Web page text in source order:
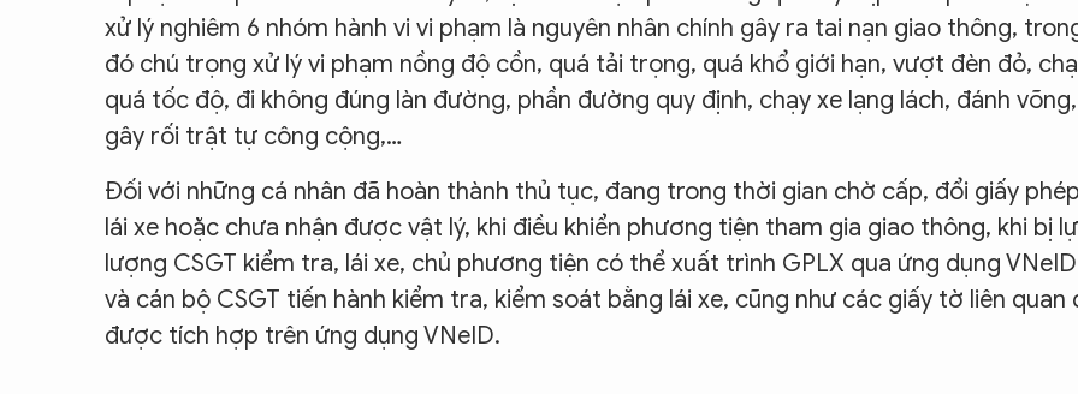
xử lý nghiêm 6 nhóm hành vi vi phạm là nguyên nhân chính gây ra tai nạn giao thông,
đó chú trọng xử lý vi phạm nồng độ cồn, quá tải trọng, quá khổ giới hạn, vượt đèn đỏ,
quá tốc độ, đi không đúng làn đường, phần đường quy định, chạy xe lạng lách, đánh võng,
gây rối trật tự công cộng,…
Đối với những cá nhân đã hoàn thành thủ tục, đang trong thời gian chờ cấp, đổi giấy phép
lái xe hoặc chưa nhận được vật lý, khi điều khiển phương tiện tham gia giao thông, khi bị
lượng CSGT kiểm tra, lái xe, chủ phương tiện có thể xuất trình GPLX qua ứng dụng VNeID
và cán bộ CSGT tiến hành kiểm tra, kiểm soát bằng lái xe, cũng như các giấy tờ liên quan
được tích hợp trên ứng dụng VNeID.